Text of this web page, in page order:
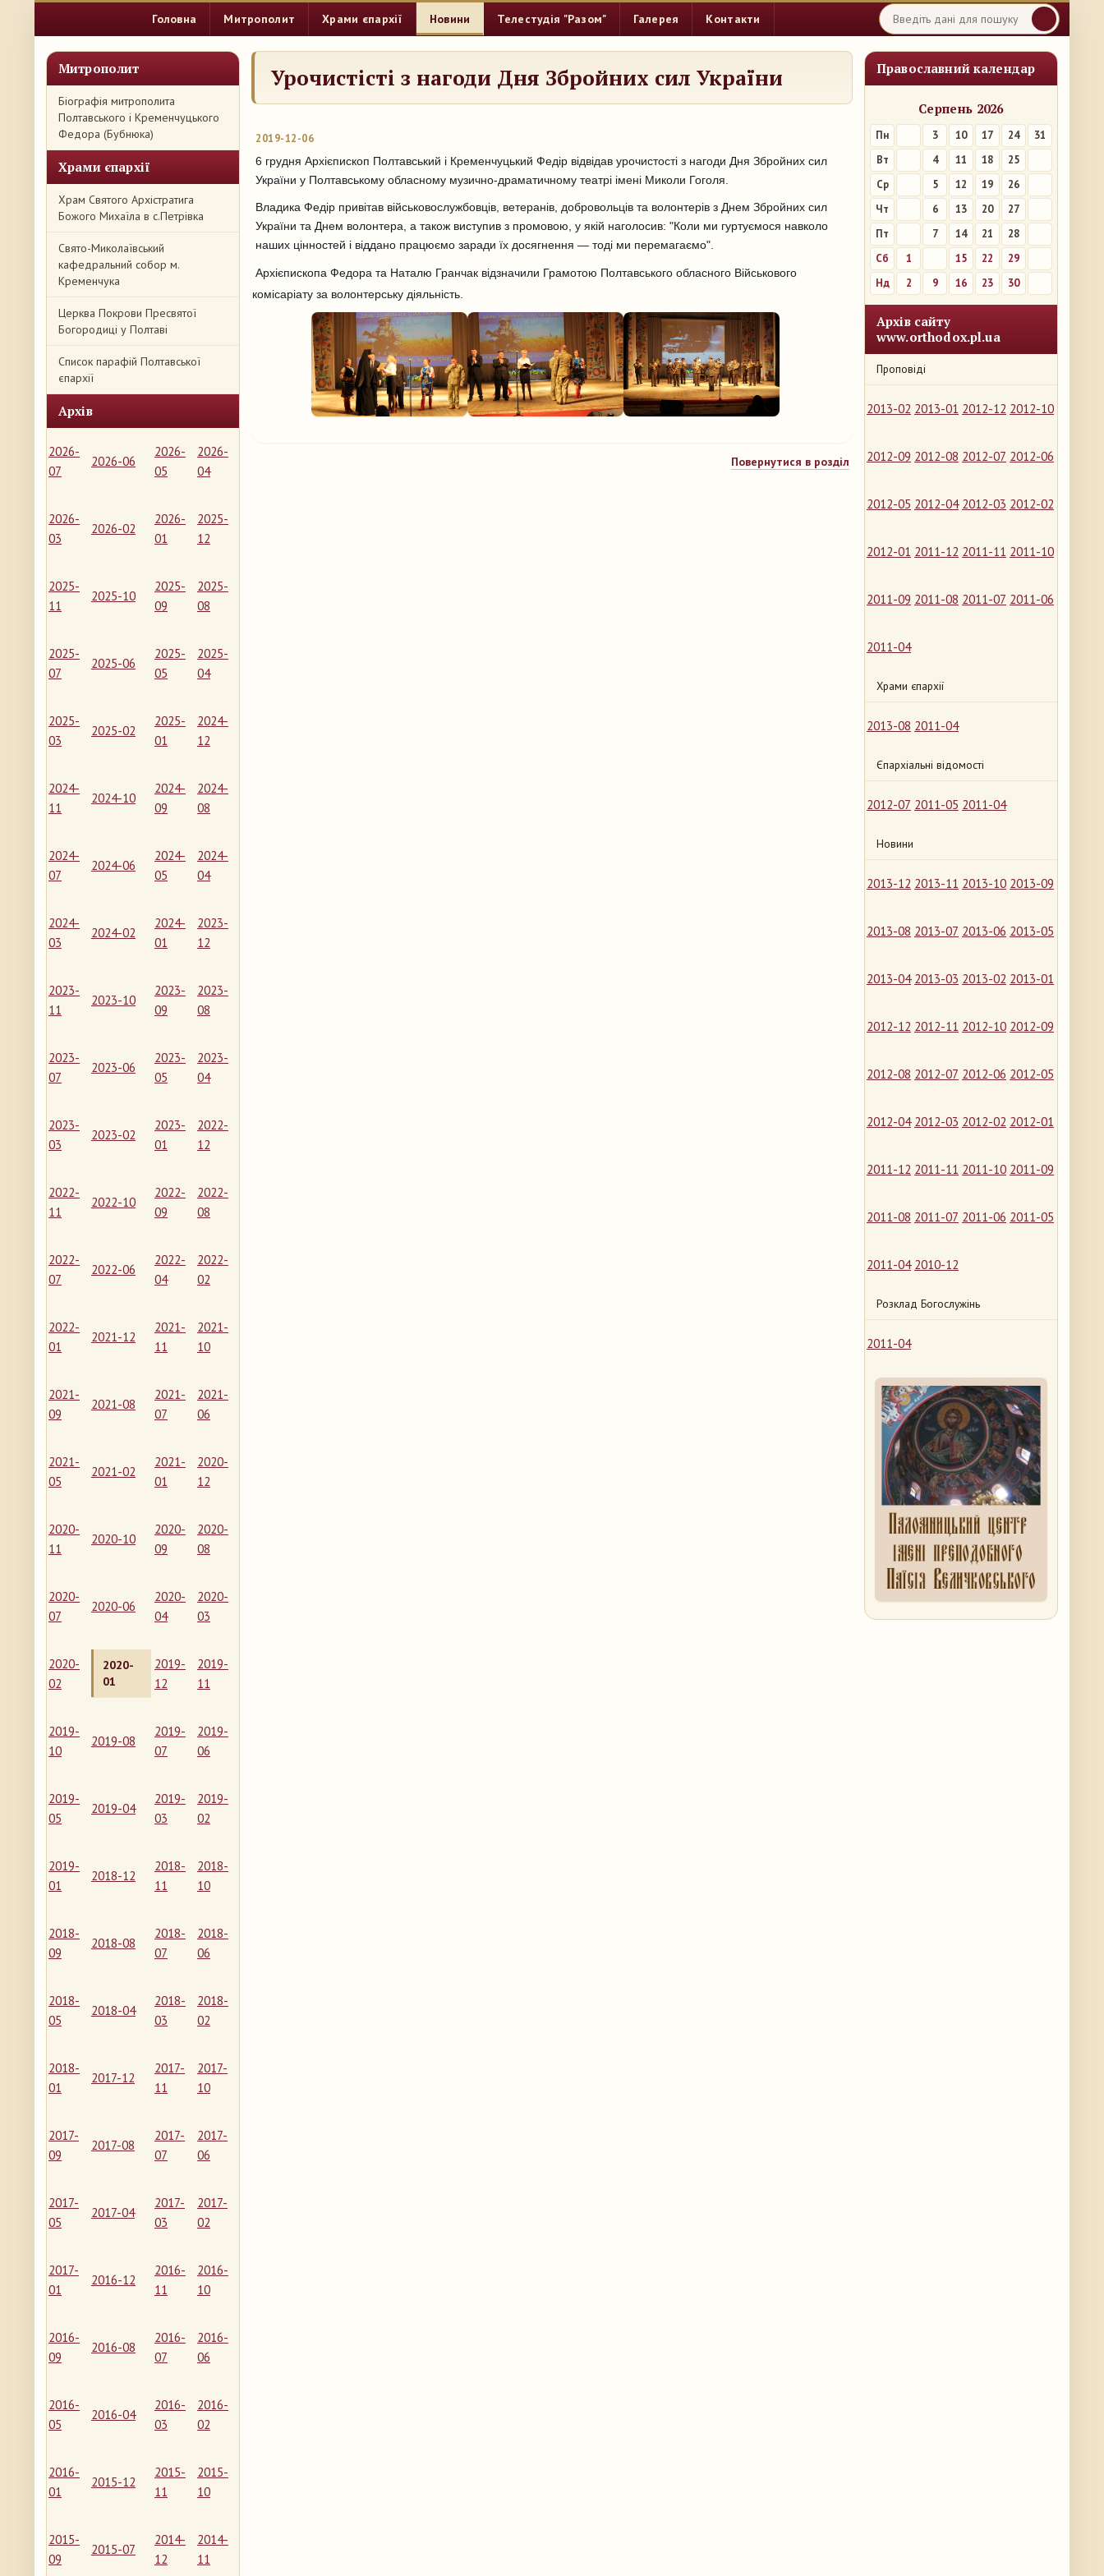
Головна Митрополит Храми єпархії Новини Телестудія "Разом" Галерея Контакти
Митрополит
Біографія митрополита
Полтавського і Кременчуцького
Федора (Бубнюка)
Храми єпархії
Храм Святого Архістратига
Божого Михаїла в с.Петрівка
Свято-Миколаївський
кафедральний собор м.
Кременчука
Церква Покрови Пресвятої
Богородиці у Полтаві
Список парафій Полтавської
єпархії
Архів
2026-
07
2026-06
2026-
05
2026-
04
2026-
03
2026-02
2026-
01
2025-
12
2025-
11
2025-10
2025-
09
2025-
08
2025-
07
2025-06
2025-
05
2025-
04
2025-
03
2025-02
2025-
01
2024-
12
2024-
11
2024-10
2024-
09
2024-
08
2024-
07
2024-06
2024-
05
2024-
04
2024-
03
2024-02
2024-
01
2023-
12
2023-
11
2023-10
2023-
09
2023-
08
2023-
07
2023-06
2023-
05
2023-
04
2023-
03
2023-02
2023-
01
2022-
12
2022-
11
2022-10
2022-
09
2022-
08
2022-
07
2022-06
2022-
04
2022-
02
2022-
01
2021-12
2021-
11
2021-
10
2021-
09
2021-08
2021-
07
2021-
06
2021-
05
2021-02
2021-
01
2020-
12
2020-
11
2020-10
2020-
09
2020-
08
2020-
07
2020-06
2020-
04
2020-
03
2020-
02
2020-
01
2019-
12
2019-
11
2019-
10
2019-08
2019-
07
2019-
06
2019-
05
2019-04
2019-
03
2019-
02
2019-
01
2018-12
2018-
11
2018-
10
2018-
09
2018-08
2018-
07
2018-
06
2018-
05
2018-04
2018-
03
2018-
02
2018-
01
2017-12
2017-
11
2017-
10
2017-
09
2017-08
2017-
07
2017-
06
2017-
05
2017-04
2017-
03
2017-
02
2017-
01
2016-12
2016-
11
2016-
10
2016-
09
2016-08
2016-
07
2016-
06
2016-
05
2016-04
2016-
03
2016-
02
2016-
01
2015-12
2015-
11
2015-
10
2015-
09
2015-07
2014-
12
2014-
11
Православний календар
Серпень 2026
Пн 3 10 17 24
31
Вт
4 11 18
25
Ср
5 12 19
26
Чт
6 13 20
27
Пт
7 14 21
28
Сб
1 15 22
29
Нд
2 9 16 23 30
Архів сайту
www.orthodox.pl.ua
Проповіді
2013-02 2013-01 2012-12 2012-10
2012-09 2012-08 2012-07 2012-06
2012-05 2012-04 2012-03 2012-02
2012-01 2011-12 2011-11 2011-10
2011-09 2011-08 2011-07 2011-06
2011-04
Храми єпархії
2013-08 2011-04
Єпархіальні відомості
2012-07 2011-05 2011-04
Новини
2013-12 2013-11 2013-10 2013-09
2013-08 2013-07 2013-06 2013-05
2013-04 2013-03 2013-02 2013-01
2012-12 2012-11 2012-10 2012-09
2012-08 2012-07 2012-06 2012-05
2012-04 2012-03 2012-02 2012-01
2011-12 2011-11 2011-10 2011-09
2011-08 2011-07 2011-06 2011-05
2011-04 2010-12
Розклад Богослужінь
2011-04
Урочистісті з нагоди Дня Збройних сил України
2019-12-06
6 грудня Архієпископ Полтавський і Кременчуцький Федір відвідав урочистості з нагоди Дня Збройних сил
України у Полтавському обласному музично-драматичному театрі імені Миколи Гоголя.
Владика Федір привітав військовослужбовців, ветеранів, добровольців та волонтерів з Днем Збройних сил
України та Днем волонтера, а також виступив з промовою, у якій наголосив: "Коли ми гуртуємося навколо
наших цінностей і віддано працюємо заради їх досягнення — тоді ми перемагаємо".
Архієпископа Федора та Наталю Гранчак відзначили Грамотою Полтавського обласного Військового
комісаріату за волонтерську діяльність.
Повернутися в розділ